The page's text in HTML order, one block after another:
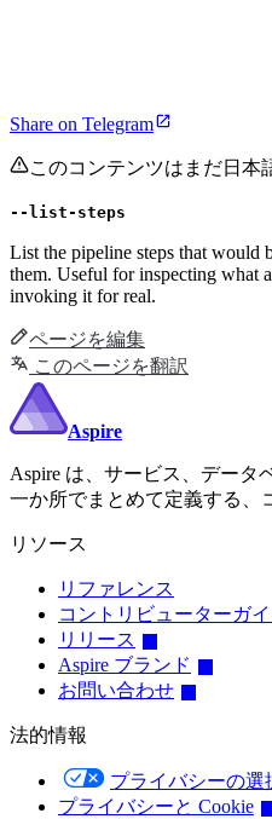
Share on Telegram
このコンテンツはまだ日本
--list-steps
List the pipeline steps that would
them. Useful for inspecting what
invoking it for real.
ページを編集
このページを翻訳
Aspire
Aspire は、サービス、データ
一か所でまとめて定義する、
リソース
リファレンス
コントリビューターガ
リリース
Aspire ブランド
お問い合わせ
法的情報
プライバシーの選
プライバシーと Cookie